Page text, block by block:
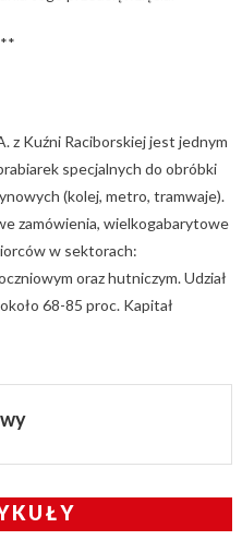
z Kuźni Raciborskiej jest jednym
specjalnych do obróbki
(kolej, metro, tramwaje).
zamówienia, wielkogabarytowe
w sektorach:
oraz hutniczym. Udział
68-85 proc. Kapitał